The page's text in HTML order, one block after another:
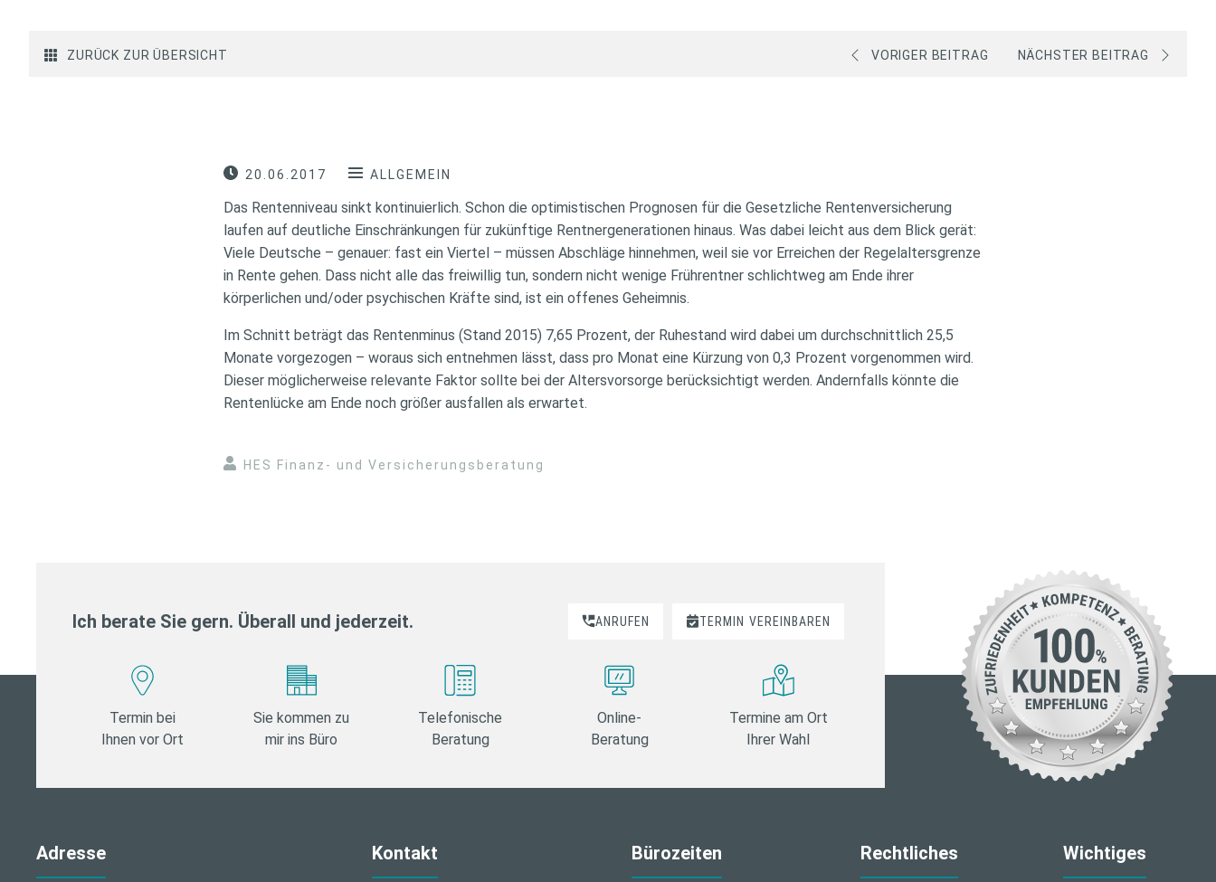
ZURÜCK ZUR ÜBERSICHT VORIGER BEITRAG NÄCHSTER BEITRAG
20.06.2017 ALLGEMEIN
Das Rentenniveau sinkt kontinuierlich. Schon die optimistischen Prognosen für die Gesetzliche Rentenversicherung
laufen auf deutliche Einschränkungen für zukünftige Rentnergenerationen hinaus. Was dabei leicht aus dem Blick gerät:
Viele Deutsche – genauer: fast ein Viertel – müssen Abschläge hinnehmen, weil sie vor Erreichen der Regelaltersgrenze
in Rente gehen. Dass nicht alle das freiwillig tun, sondern nicht wenige Frührentner schlichtweg am Ende ihrer
körperlichen und/oder psychischen Kräfte sind, ist ein offenes Geheimnis.
Im Schnitt beträgt das Rentenminus (Stand 2015) 7,65 Prozent, der Ruhestand wird dabei um durchschnittlich 25,5
Monate vorgezogen – woraus sich entnehmen lässt, dass pro Monat eine Kürzung von 0,3 Prozent vorgenommen wird.
Dieser möglicherweise relevante Faktor sollte bei der Altersvorsorge berücksichtigt werden. Andernfalls könnte die
Rentenlücke am Ende noch größer ausfallen als erwartet.
HES Finanz- und Versicherungsberatung
Ich berate Sie gern. Überall und jederzeit. ANRUFEN TERMIN VEREINBAREN
Termin bei
Ihnen vor Ort
Sie kommen zu
mir ins Büro
Telefonische
Beratung
Online-
Beratung
Termine am Ort
Ihrer Wahl
Adresse Kontakt Bürozeiten Rechtliches Wichtiges